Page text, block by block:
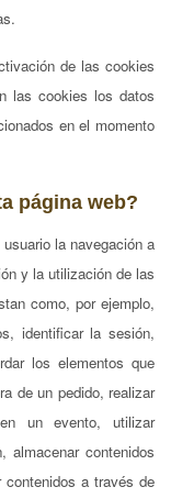
de las cookies
las cookies los datos
en el momento
página web?
la navegación a
y la utilización de las
como, por ejemplo,
identificar la sesión,
los elementos que
de un pedido, realizar
un evento, utilizar
almacenar contenidos
a través de